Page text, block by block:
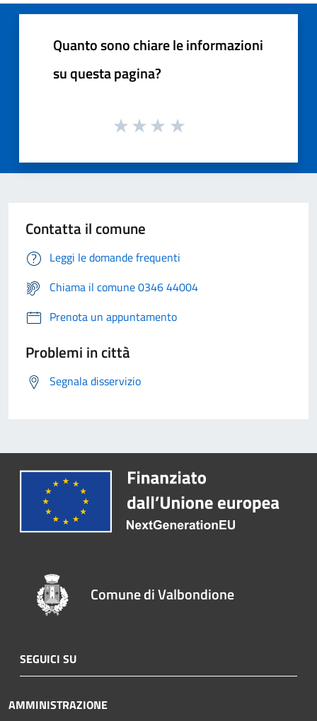
Quanto sono chiare le informazioni
su questa pagina?
Contatta il comune
Leggi le domande frequenti
Chiama il comune 0346 44004
Prenota un appuntamento
Problemi in città
Segnala disservizio
Comune di Valbondione
SEGUICI SU
AMMINISTRAZIONE